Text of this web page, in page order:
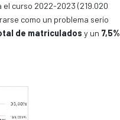
curso 2022-2023 (219.020
como un problema serio
de matriculados y un 7,5%